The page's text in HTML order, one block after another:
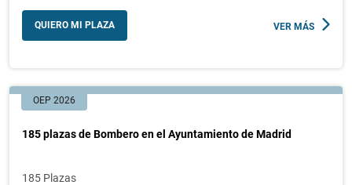
QUIERO MI PLAZA VER MÁS
OEP 2026
185 plazas de Bombero en el Ayuntamiento de Madrid
185 Plazas